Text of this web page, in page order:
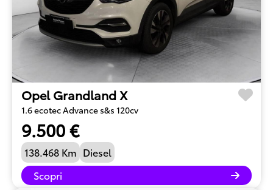
Opel Grandland X
1.6 ecotec Advance s&s 120cv
9.500 €
138.468 Km Diesel
Scopri